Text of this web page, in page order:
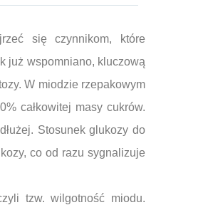
się czynnikom, które
już wspomniano, kluczową
W miodzie rzepakowym
całkowitej masy cukrów.
Stosunek glukozy do
co od razu sygnalizuje
tzw. wilgotność miodu.